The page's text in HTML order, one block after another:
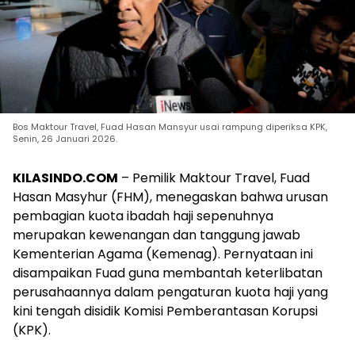
Bos Maktour Travel, Fuad Hasan Mansyur usai rampung diperiksa KPK,
Senin, 26 Januari 2026.
KILASINDO.COM – Pemilik Maktour Travel, Fuad
Hasan Masyhur (FHM), menegaskan bahwa urusan
pembagian kuota ibadah haji sepenuhnya
merupakan kewenangan dan tanggung jawab
Kementerian Agama (Kemenag). Pernyataan ini
disampaikan Fuad guna membantah keterlibatan
perusahaannya dalam pengaturan kuota haji yang
kini tengah disidik Komisi Pemberantasan Korupsi
(KPK).